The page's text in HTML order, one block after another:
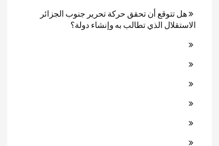
هل تتوقع أن تحقق حركة تحرير جنوب الجزائر
الاستقلال الذي تطالب به وإنشاء دولة؟